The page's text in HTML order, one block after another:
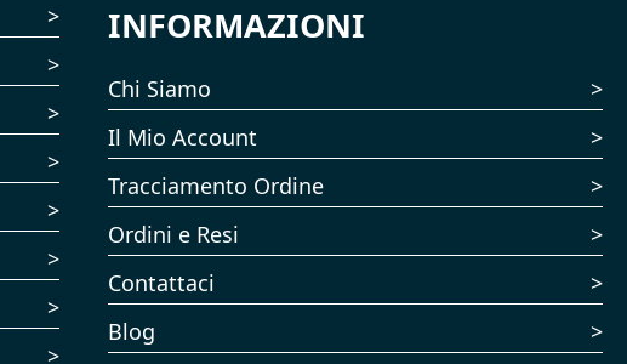
INFORMAZIONI
Chi Siamo
Il Mio Account
Tracciamento Ordine
Ordini e Resi
Contattaci
Blog